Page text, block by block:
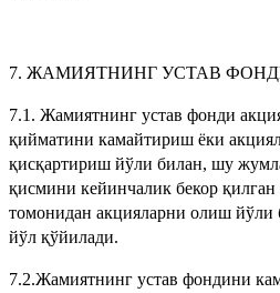
7. ЖАМИЯТНИНГ УСТАВ
7.1. Жамиятнинг устав фонди
қийматини камайтириш ёки
қисқартириш йўли билан, шу
қисмини кейинчалик бекор
томонидан акцияларни олиш йўли
йўл қўйилади.
7.2.Жамиятнинг устав фондини